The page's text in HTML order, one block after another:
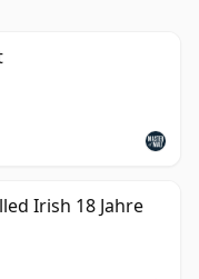
Irish 18 Jahre